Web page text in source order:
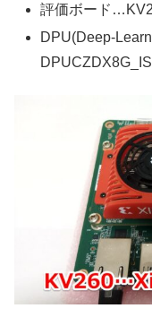
評価ボード
DPU(Deep-